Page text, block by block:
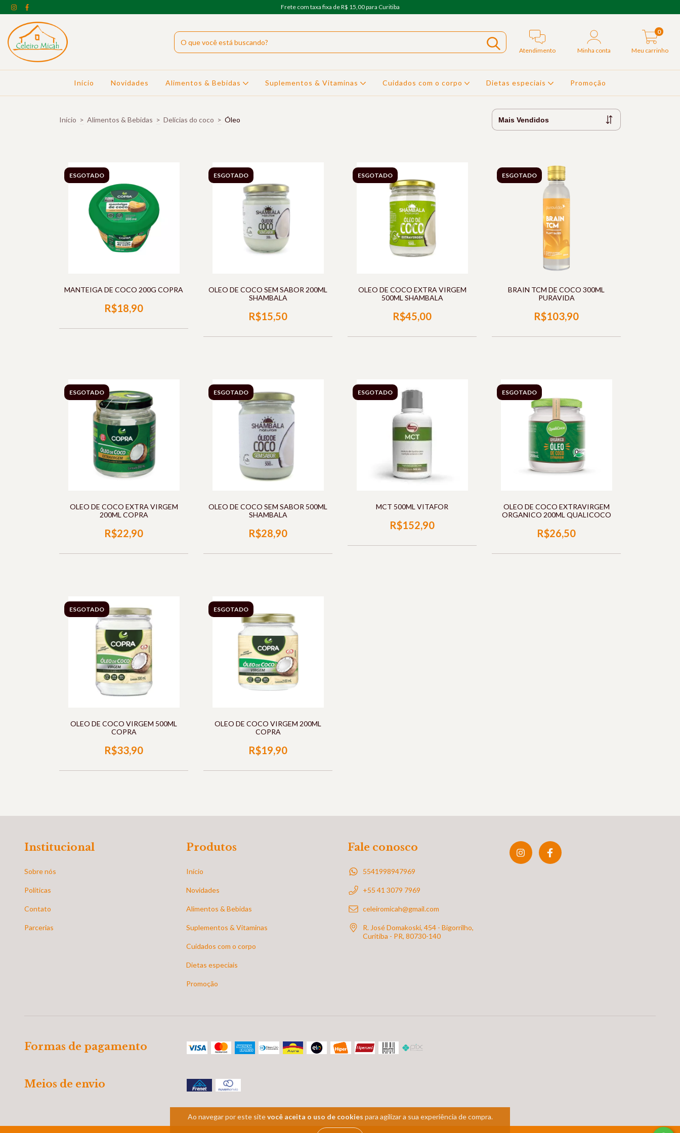
Frete com taxa fixa de R$ 15,00 para Curitiba
Atendimento Minha conta Meu carrinho
0
Início Novidades Alimentos & Bebidas Suplementos & Vitaminas Cuidados com o corpo Dietas especiais Promoção
Ao navegar por este sitevocê aceita o uso de cookies para agilizar a sua experiência de compra.
Início > Alimentos & Bebidas > Delícias do coco > Óleo
ESGOTADO
MANTEIGA DE COCO 200G COPRA
R$18,90
ESGOTADO
OLEO DE COCO SEM SABOR 200ML
SHAMBALA
R$15,50
ESGOTADO
OLEO DE COCO EXTRA VIRGEM
500ML SHAMBALA
R$45,00
ESGOTADO
BRAIN TCM DE COCO 300ML
PURAVIDA
R$103,90
ESGOTADO
OLEO DE COCO EXTRA VIRGEM
200ML COPRA
R$22,90
ESGOTADO
OLEO DE COCO SEM SABOR 500ML
SHAMBALA
R$28,90
ESGOTADO
MCT 500ML VITAFOR
R$152,90
ESGOTADO
OLEO DE COCO EXTRAVIRGEM
ORGANICO 200ML QUALICOCO
R$26,50
ESGOTADO
OLEO DE COCO VIRGEM 500ML
COPRA
R$33,90
ESGOTADO
OLEO DE COCO VIRGEM 200ML
COPRA
R$19,90
Institucional
Sobre nós
Políticas
Contato
Parcerias
Produtos
Início
Novidades
Alimentos & Bebidas
Suplementos & Vitaminas
Cuidados com o corpo
Dietas especiais
Promoção
Fale conosco
5541998947969
+55 41 3079 7969
celeiromicah@gmail.com
R. José Domakoski, 454 - Bigorrilho,
Curitiba - PR, 80730-140
Formas de pagamento
Meios de envio